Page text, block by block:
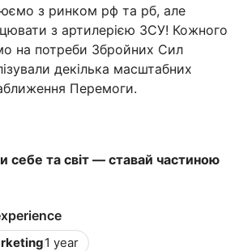
з ринком рф та рб, але
з артилерією ЗСУ! Кожного
на потреби Збройних Сил
декілька масштабних
Перемоги.
та світ — ставай частиною
1 year